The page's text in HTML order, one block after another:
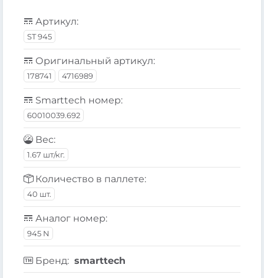
Артикул:
ST 945
Оригинальный артикул:
178741 4716989
Smarttech номер:
60010039.692
Вес:
1.67 шт/кг.
Количество в паллете:
40 шт.
Аналог номер:
945 N
Бренд: smarttech